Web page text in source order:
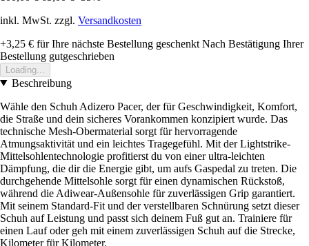
inkl. MwSt. zzgl. Versandkosten
+3,25 € für Ihre nächste Bestellung geschenkt Nach Bestätigung Ihrer
Bestellung gutgeschrieben
Loading...
Beschreibung
Wähle den Schuh Adizero Pacer, der für Geschwindigkeit, Komfort,
die Straße und dein sicheres Vorankommen konzipiert wurde. Das
technische Mesh-Obermaterial sorgt für hervorragende
Atmungsaktivität und ein leichtes Tragegefühl. Mit der Lightstrike-
Mittelsohlentechnologie profitierst du von einer ultra-leichten
Dämpfung, die dir die Energie gibt, um aufs Gaspedal zu treten. Die
durchgehende Mittelsohle sorgt für einen dynamischen Rückstoß,
während die Adiwear-Außensohle für zuverlässigen Grip garantiert.
Mit seinem Standard-Fit und der verstellbaren Schnürung setzt dieser
Schuh auf Leistung und passt sich deinem Fuß gut an. Trainiere für
einen Lauf oder geh mit einem zuverlässigen Schuh auf die Strecke,
Kilometer für Kilometer.